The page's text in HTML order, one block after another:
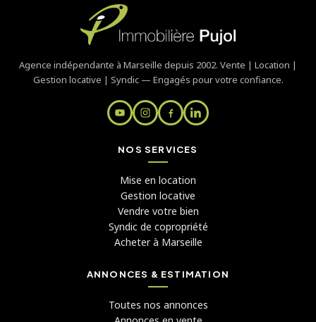
Agence indépendante à Marseille depuis 2002. Vente | Location |
Gestion locative | Syndic — Engagés pour votre confiance.
NOS SERVICES
Mise en location
Gestion locative
Vendre votre bien
Syndic de copropriété
Acheter à Marseille
ANNONCES & ESTIMATION
Toutes nos annonces